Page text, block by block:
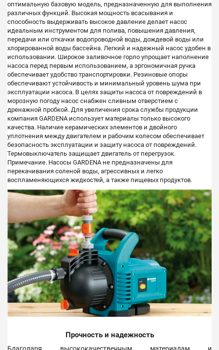
оптимальную базовую модель, предназначенную для выполнения
различных функций. Высокая мощность всасывания и
способность выдерживать высокое давление делает насос
идеальным инструментом для полива, повышения давления,
передачи или откачки водопроводной воды, дождевой воды или
хлорированной воды бассейна. Легкий и надежный насос удобен в
использовании. Широкое заливочное горло упрощает наполнение
насоса перед первым использованием, а эргономичная ручка
обеспечивает удобство транспортировки. Резиновые опоры
обеспечивают устойчивость и минимальный уровень шума при
эксплуатации насоса. В целях защиты насоса от повреждений в
морозную погоду насос снабжен сливным отверстием с
дренажной пробкой. Для увеличения срока службы продукции
компания GARDENA использует материалы только высокого
качества. Наличие керамических элементов и двойного
уплотнения между двигателем и рабочим колесом обеспечивает
безопасность эксплуатации и защиту насоса от повреждений.
Термовыключатель защищает двигатель от перегрузок.
Примечание. Насосы GARDENA не предназначены для
перекачивания соленой воды, агрессивных и легко
воспламеняющихся жидкостей, а также пищевых продуктов.
Прочность и надежность